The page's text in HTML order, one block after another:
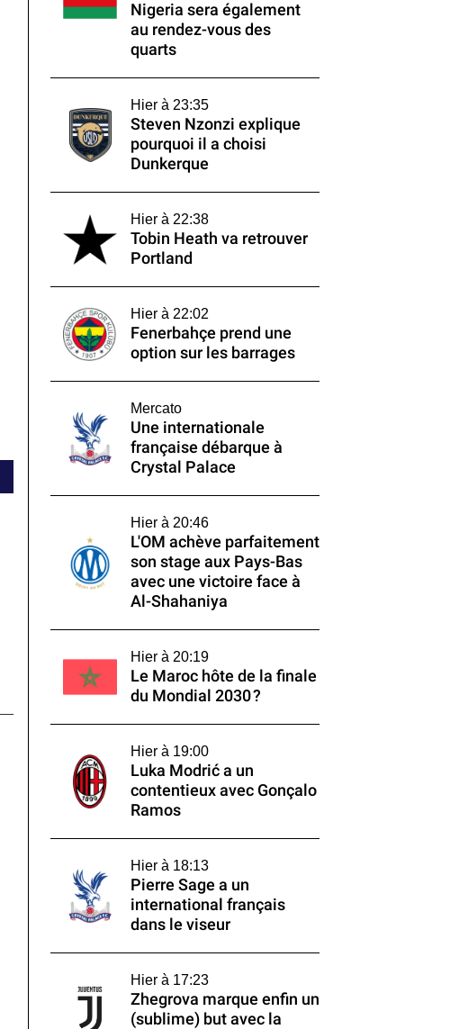
Nigeria sera également
au rendez-vous des
quarts
Hier à 23:35
Steven Nzonzi explique
pourquoi il a choisi
Dunkerque
Hier à 22:38
Tobin Heath va retrouver
Portland
Hier à 22:02
Fenerbahçe prend une
option sur les barrages
Mercato
Une internationale
française débarque à
Crystal Palace
Hier à 20:46
L'OM achève parfaitement
son stage aux Pays-Bas
avec une victoire face à
Al-Shahaniya
Hier à 20:19
Le Maroc hôte de la finale
du Mondial 2030 ?
Hier à 19:00
Luka Modrić a un
contentieux avec Gonçalo
Ramos
Hier à 18:13
Pierre Sage a un
international français
dans le viseur
Hier à 17:23
Zhegrova marque enfin un
(sublime) but avec la